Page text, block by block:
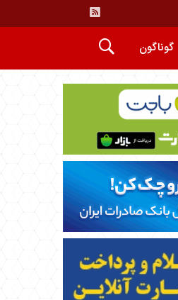
گوناگون